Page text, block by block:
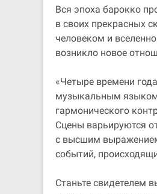
Вся эпоха барокко
в своих прекрасных
человеком и
возникло новое
«Четыре времени
музыкальным
гармонического
Сцены варьируются
с высшим выражением
событий,
Станьте свидетелем